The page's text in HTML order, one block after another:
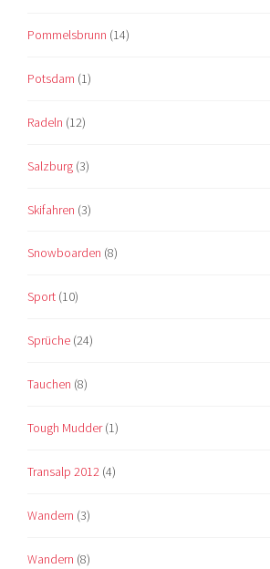
Pommelsbrunn (14)
Potsdam (1)
Radeln (12)
Salzburg (3)
Skifahren (3)
Snowboarden (8)
Sport (10)
Sprüche (24)
Tauchen (8)
Tough Mudder(1)
Transalp 2012 (4)
Wandern (3)
Wandern (8)